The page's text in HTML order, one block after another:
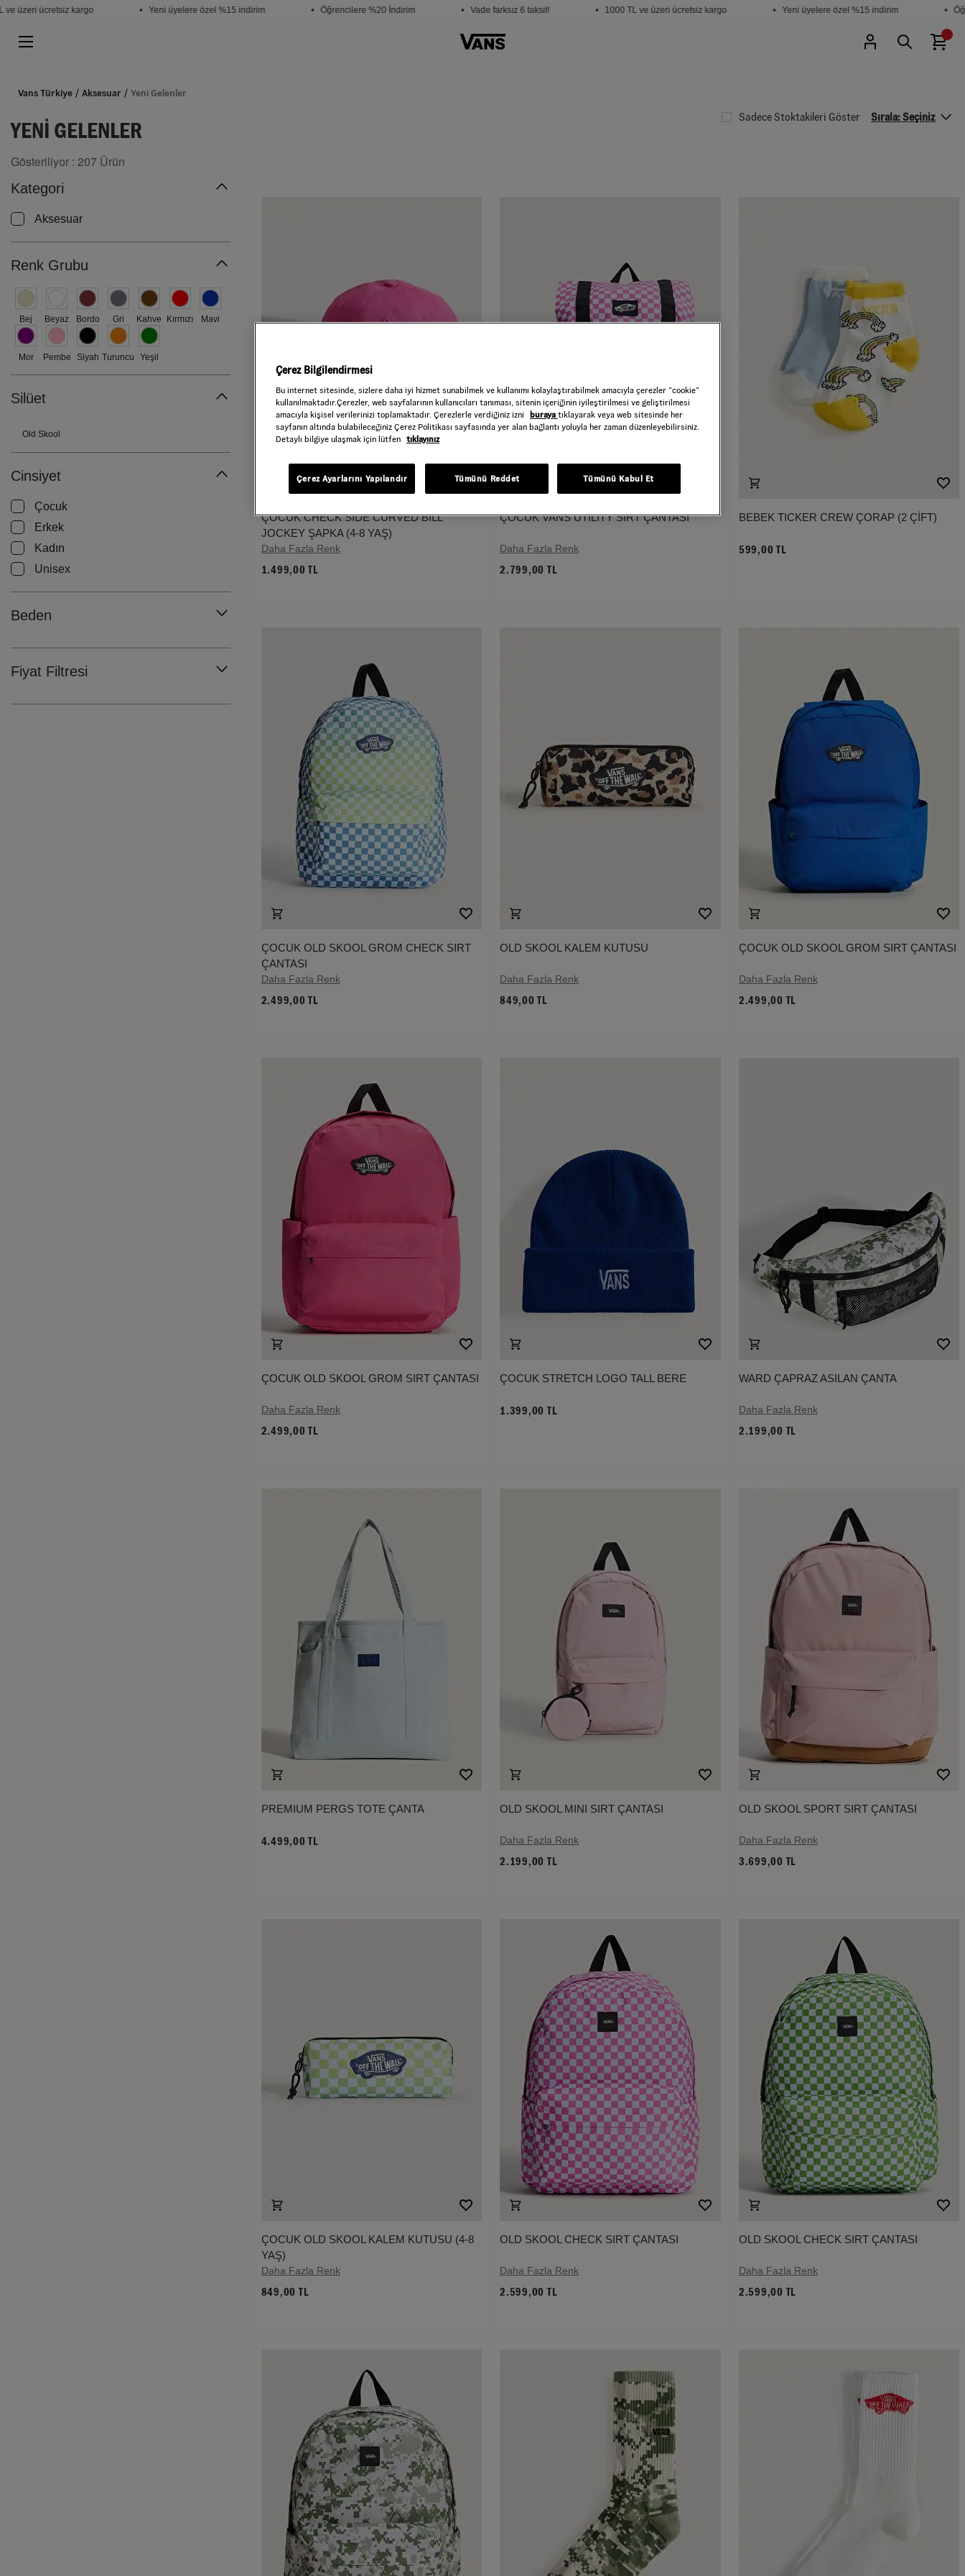
üzeri ücretsiz kargo • Yeni üyelere özel %15 indirim • Öğrencilere %20 İndirim • Vade farksız 6 taksit! • 1000 TL ve üzeri ücretsiz kargo • Yeni üyelere özel %15 indirim •
Vans Türkiye Aksesuar Yeni Gelenler
YENI GELENLER
Gösteriliyor : 207 Ürün
Kategori
Aksesuar
Renk Grubu
Bej Beyaz Bordo Gri Kahve Kırmızı Mavi
Mor Pembe Siyah Turuncu Yeşil
Silüet
Old Skool
Cinsiyet
Çocuk
Erkek
Kadın
Unisex
Beden
Fiyat Filtresi
Sadece Stoktakileri Göster Sırala:Seçiniz
ÇOCUK CHECK SIDE CURVED BILL
JOCKEY ŞAPKA (4-8 YAŞ)
Daha Fazla Renk
1.499,00 TL
ÇOCUK VANS UTILITY SIRT ÇANTASI
Daha Fazla Renk
2.799,00 TL
BEBEK TICKER CREW ÇORAP (2 ÇİFT)
599,00 TL
ÇOCUK OLD SKOOL GROM CHECK SIRT
ÇANTASI
Daha Fazla Renk
2.499,00 TL
OLD SKOOL KALEM KUTUSU
Daha Fazla Renk
849,00 TL
ÇOCUK OLD SKOOL GROM SIRT ÇANTASI
Daha Fazla Renk
2.499,00 TL
ÇOCUK OLD SKOOL GROM SIRT ÇANTASI
Daha Fazla Renk
2.499,00 TL
ÇOCUK STRETCH LOGO TALL BERE
1.399,00 TL
WARD ÇAPRAZ ASILAN ÇANTA
Daha Fazla Renk
2.199,00 TL
PREMIUM PERGS TOTE ÇANTA
4.499,00 TL
OLD SKOOL MINI SIRT ÇANTASI
Daha Fazla Renk
2.199,00 TL
OLD SKOOL SPORT SIRT ÇANTASI
Daha Fazla Renk
3.699,00 TL
ÇOCUK OLD SKOOL KALEM KUTUSU (4-8
YAŞ)
Daha Fazla Renk
849,00 TL
OLD SKOOL CHECK SIRT ÇANTASI
Daha Fazla Renk
2.599,00 TL
OLD SKOOL CHECK SIRT ÇANTASI
Daha Fazla Renk
2.599,00 TL
Çerez Bilgilendirmesi
Bu internet sitesinde, sizlere daha iyi hizmet sunabilmek ve kullanımı kolaylaştırabilmek amacıyla çerezler ”cookie”
kullanılmaktadır.Çerezler, web sayfalarının kullanıcıları tanıması, sitenin içeriğinin iyileştirilmesi ve geliştirilmesi
amacıyla kişisel verilerinizi toplamaktadır. Çerezlerle verdiğiniz izni
buraya tıklayarak veya web sitesinde her
sayfanın altında bulabileceğiniz Çerez Politikası sayfasında yer alan bağlantı yoluyla her zaman düzenleyebilirsiniz.
Detaylı bilgiye ulaşmak için lütfen tıklayınız
Tümünü Reddet Tümünü Kabul Et
Çerez Ayarlarını Yapılandır